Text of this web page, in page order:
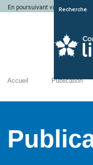
En poursuivant votreRecherche
Accueil Publication